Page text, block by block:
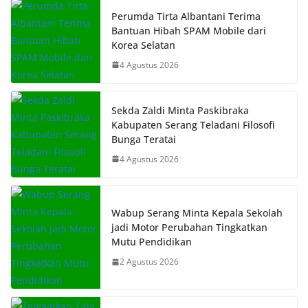
Perumda Tirta Albantani Terima
Bantuan Hibah SPAM Mobile dari
Korea Selatan
4 Agustus 2026
Sekda Zaldi Minta Paskibraka
Kabupaten Serang Teladani Filosofi
Bunga Teratai
4 Agustus 2026
Wabup Serang Minta Kepala Sekolah
jadi Motor Perubahan Tingkatkan
Mutu Pendidikan
2 Agustus 2026